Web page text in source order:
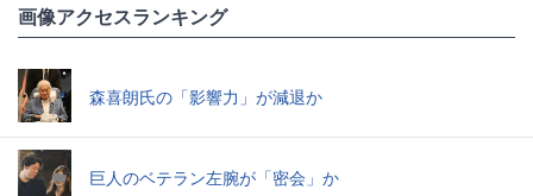
画像アクセスランキング
森喜朗氏の「影響力」が減退か
巨人のベテラン左腕が「密会」か